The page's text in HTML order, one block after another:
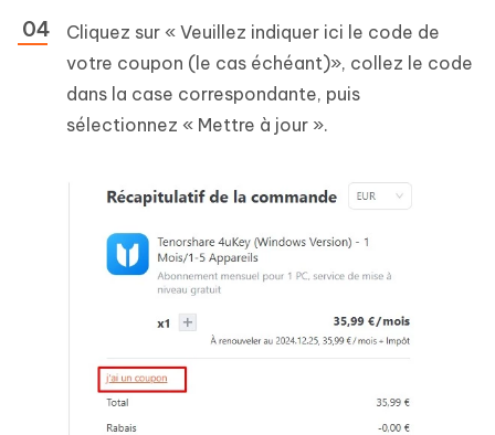
Cliquez sur « Veuillez indiquer ici le code de
votre coupon (le cas échéant)», collez le code
dans la case correspondante, puis
sélectionnez « Mettre à jour ».